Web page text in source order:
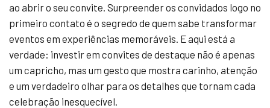
ao abrir o seu convite. Surpreender os convidados logo no
primeiro contato é o segredo de quem sabe transformar
eventos em experiências memoráveis. E aqui está a
verdade: investir em convites de destaque não é apenas
um capricho, mas um gesto que mostra carinho, atenção
e um verdadeiro olhar para os detalhes que tornam cada
celebração inesquecível.